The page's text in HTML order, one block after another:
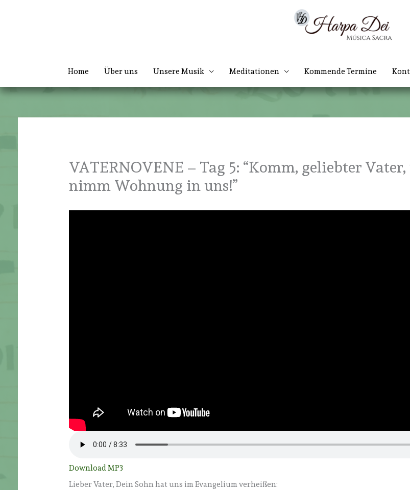
Home Über uns Unsere Musik Meditationen Kommende Termine
VATERNOVENE – Tag 5: “Komm, geliebter
nimm Wohnung in uns!”
Download MP3
Lieber Vater, Dein Sohn hat uns im Evangelium verheißen: